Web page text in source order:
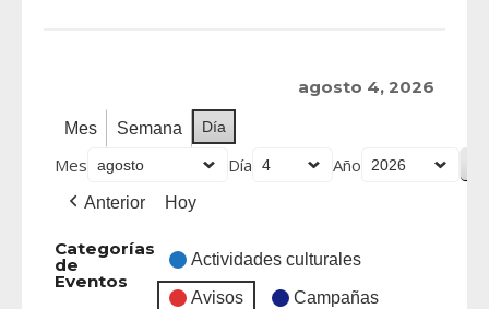
agosto 4, 2026
Mes Semana Día
Mes Día Año
Anterior Hoy
Categorías
de
Eventos
Actividades culturales
Avisos Campañas